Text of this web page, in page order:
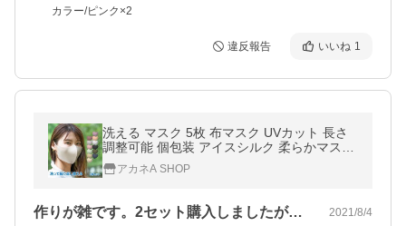
カラー/ピンク×2
違反報告 いいね 1
洗える マスク 5枚 布マスク UVカット 長さ
調整可能 個包装 アイスシルク 柔らかマスク
3D 立体 ソフトマスク 蒸れない 男女兼用 立
体布製マスク ny275
アカネA SHOP
作りが雑です。2セット購入しましたが、… 2021/8/4